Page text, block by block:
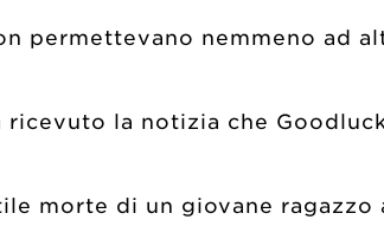
permettevano nemmeno ad
ricevuto la notizia che
morte di un giovane ragazzo